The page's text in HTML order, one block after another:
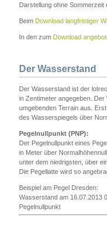
Darstellung ohne Sommerzeit
Beim Download langfristiger
In den zum Download
Der Wasserstand
Der Wasserstand ist der
in Zentimeter angegeben.
umgebenden Terrain aus.
des Wasserspiegels über
Pegelnullpunkt (PNP):
Der Pegelnullpunkt eines
in Meter über
unter dem niedrigsten, über
Die Pegellatte wird so
Beispiel am Pegel Dresden:
Wasserstand am 16.07.2013
Pegelnullpunkt